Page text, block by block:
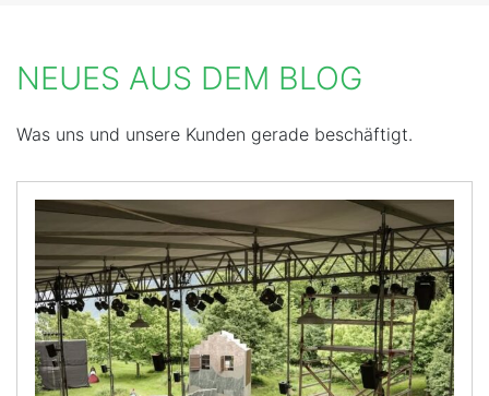
NEUES AUS DEM BLOG
Was uns und unsere Kunden gerade beschäftigt.